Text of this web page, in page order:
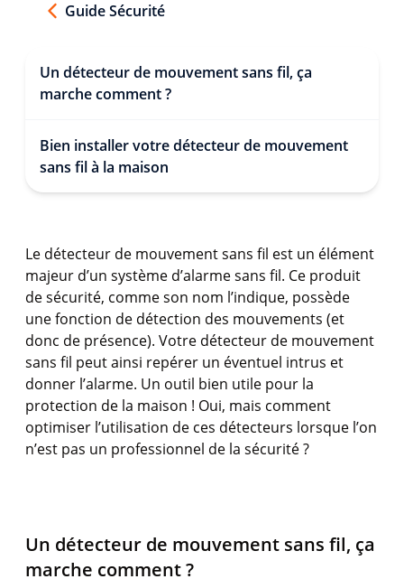
Guide Sécurité
Un détecteur de mouvement sans fil, ça
marche comment ?
Bien installer votre détecteur de mouvement
sans fil à la maison
Le détecteur de mouvement sans fil est un élément
majeur d’un système d’alarme sans fil. Ce produit
de sécurité, comme son nom l’indique, possède
une fonction de détection des mouvements (et
donc de présence). Votre détecteur de mouvement
sans fil peut ainsi repérer un éventuel intrus et
donner l’alarme. Un outil bien utile pour la
protection de la maison ! Oui, mais comment
optimiser l’utilisation de ces détecteurs lorsque l’on
n’est pas un professionnel de la sécurité ?
Un détecteur de mouvement sans fil, ça
marche comment ?